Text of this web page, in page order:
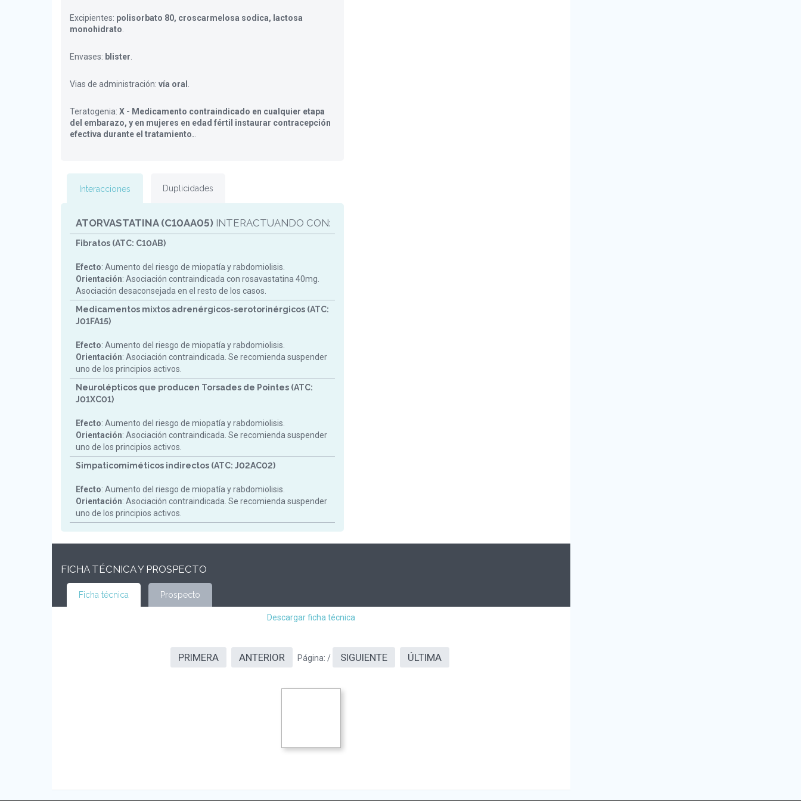
Excipientes: polisorbato 80, croscarmelosa sodica, lactosa
monohidrato
Envases: blister
Vias de administración: vía oral
Teratogenia: X - Medicamento contraindicado en cualquier etapa
del embarazo, y en mujeres en edad fértil instaurar contracepción
efectiva durante el tratamiento.
Interacciones Duplicidades
ATORVASTATINA (C10AA05) INTERACTUANDO CON:
Fibratos (ATC: C10AB)
Efecto: Aumento del riesgo de miopatía y rabdomiolisis.
Orientación: Asociación contraindicada con rosavastatina 40mg.
Asociación desaconsejada en el resto de los casos.
Medicamentos mixtos adrenérgicos-serotorinérgicos (ATC:
J01FA15)
Efecto: Aumento del riesgo de miopatía y rabdomiolisis.
Orientación: Asociación contraindicada. Se recomienda suspender
uno de los principios activos.
Neurolépticos que producen Torsades de Pointes (ATC:
J01XC01)
Efecto: Aumento del riesgo de miopatía y rabdomiolisis.
Orientación: Asociación contraindicada. Se recomienda suspender
uno de los principios activos.
Simpaticomiméticos indirectos (ATC: J02AC02)
Efecto: Aumento del riesgo de miopatía y rabdomiolisis.
Orientación: Asociación contraindicada. Se recomienda suspender
uno de los principios activos.
FICHA TÉCNICA Y PROSPECTO
Ficha técnica Prospecto
Descargar ficha técnica
PRIMERA ANTERIOR Página: / SIGUIENTE ÚLTIMA